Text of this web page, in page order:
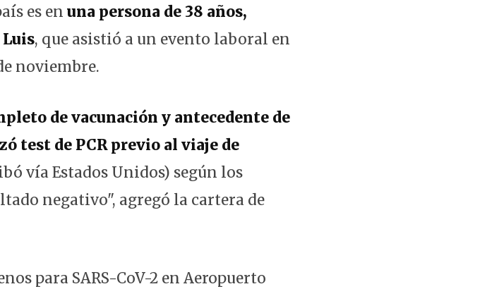
es en una persona de 38 años,
, que asistió a un evento laboral en
noviembre.
de vacunación y antecedente de
test de PCR previo al viaje de
vía Estados Unidos) según los
negativo", agregó la cartera de
para SARS-CoV-2 en Aeropuerto